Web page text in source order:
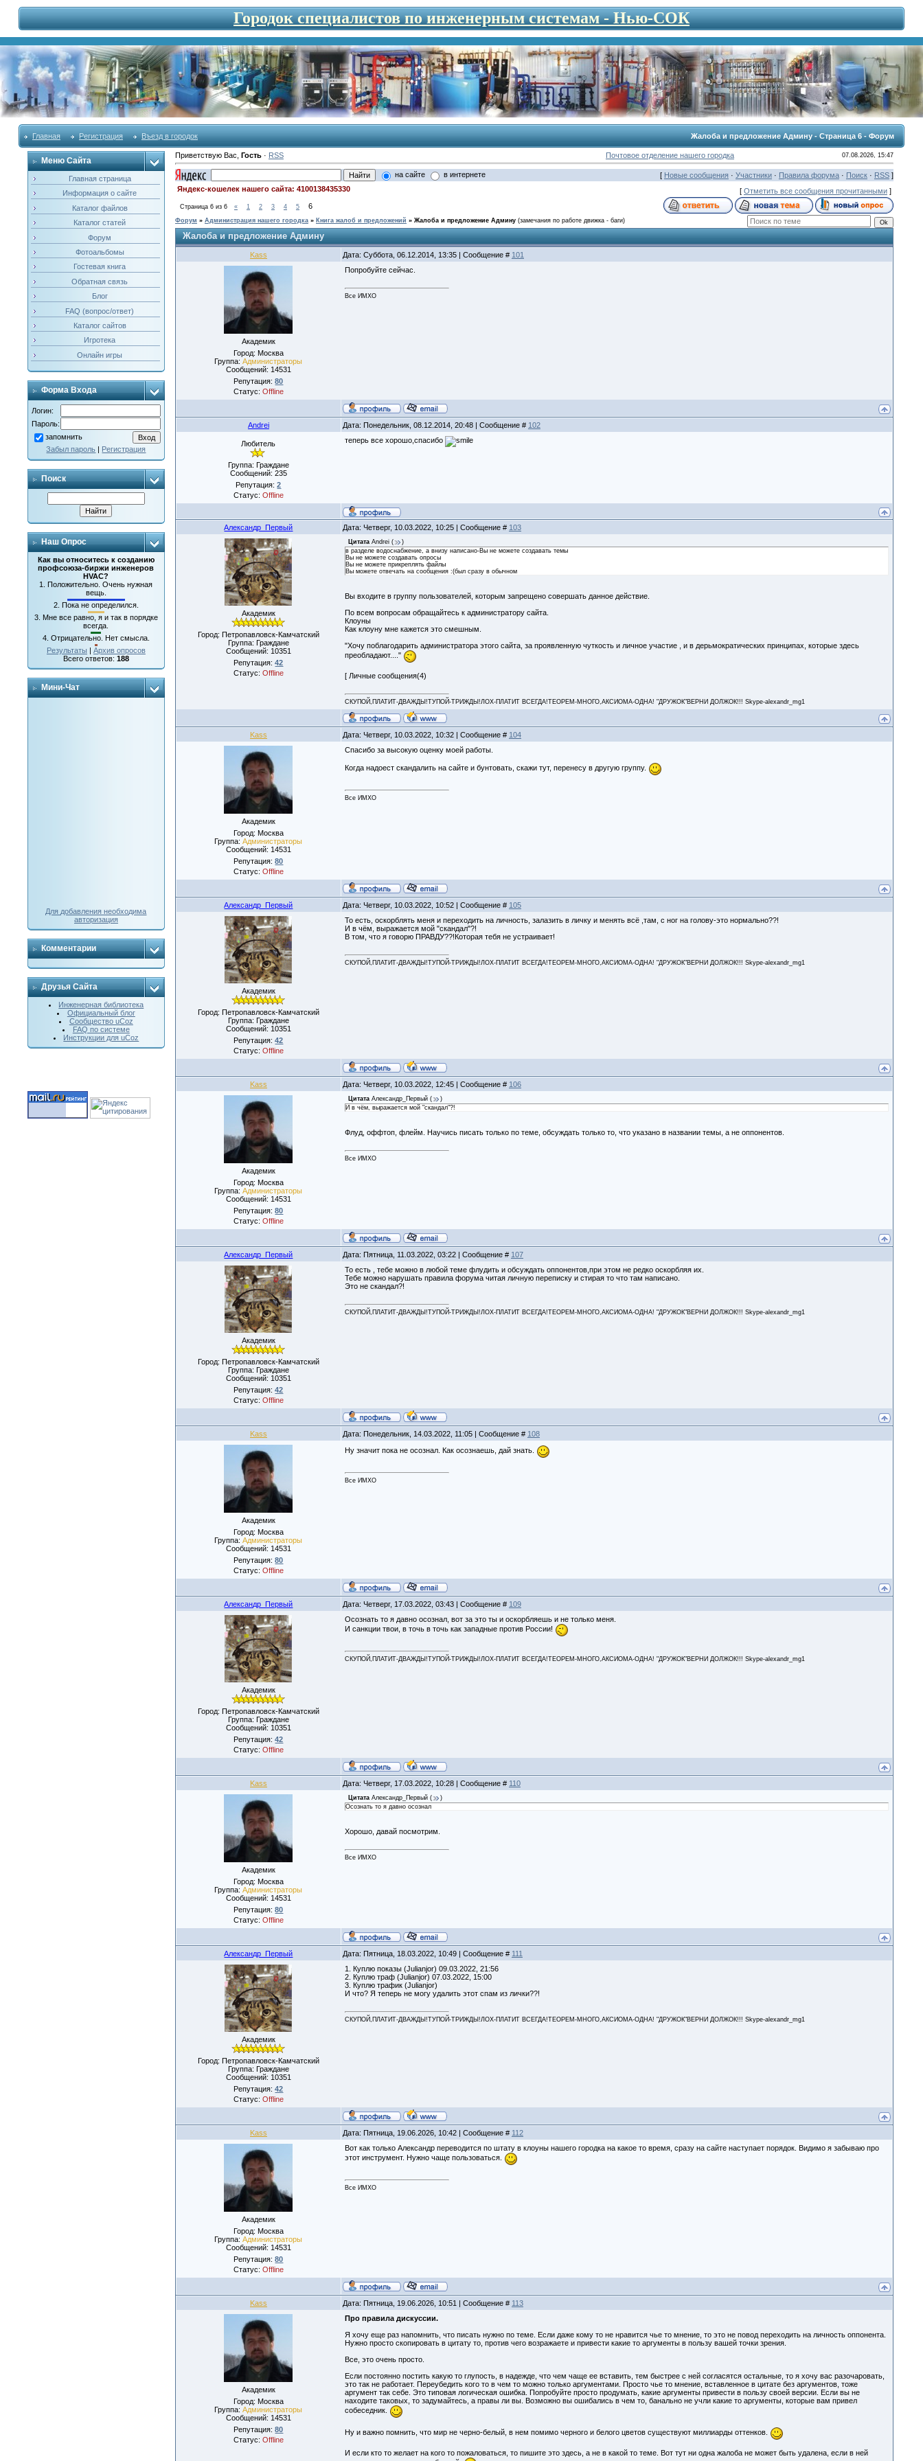
Городок специалистов по инженерным системам - Нью-СОК
Главная Регистрация Въезд в городок Жалоба и предложение Админу - Страница 6 - Форум
Меню Сайта
Главная страница
Информация о сайте
Каталог файлов
Каталог статей
Форум
Фотоальбомы
Гостевая книга
Обратная связь
Блог
FAQ (вопрос/ответ)
Каталог сайтов
Игротека
Онлайн игры
Форма Входа
Логин:
Пароль:
запомнить
Забыл пароль | Регистрация
Поиск
Наш Опрос
Как вы относитесь к созданию
профсоюза-биржи инженеров
HVAC?
1.Положительно. Очень нужная
вещь.
2. Пока не определился.
3. Мне все равно, я и так в порядке
всегда.
4. Отрицательно. Нет смысла.
Результаты | Архив опросов
Всего ответов: 188
Мини-Чат
Для добавления необходима
авторизация
Комментарии
Друзья Сайта
Инженерная библиотека
Официальный блог
Сообщество uCoz
FAQ по системе
Инструкции для uCoz
Приветствую Вас Гость· RSS Почтовое отделение нашего городка 07.08.2026, 15:47
на сайте в интернете [ Новые сообщения· Участники· Правила форума· Поиск· RSS]
Яндекс-кошелек нашего сайта: 4100138435330
[ Отметить все сообщения прочитанными]
Страница 6из 6 « 1 2 3 4 5 6
Форум » Администрация нашего городка » Книга жалоб и предложений » Жалоба и предложение Админу (замечания по работе движка - баги)
Жалоба и предложение Админу
Kass Дата: Суббота, 06.12.2014, 13:35 | Сообщение # 101
Академик
Город: Москва
Группа:Администраторы
Сообщений: 14531
Репутация:80
Статус: Offline
Попробуйте сейчас.
Все ИМХО
Andrei Дата: Понедельник, 08.12.2014, 20:48 | Сообщение # 102
Любитель
Группа: Граждане
Сообщений: 235
Репутация:2
Статус: Offline
теперь все хорошо,спасибо
Александр_Первый Дата: Четверг, 10.03.2022, 10:25 | Сообщение # 103
Академик
Город: Петропавловск-Камчатский
Группа: Граждане
Сообщений: 10351
Репутация:42
Статус: Offline
Цитата Andrei(
)
в разделе водоснабжение, а внизу написано-Вы не можете создавать темы
Вы не можете создавать опросы
Вы не можете прикреплять файлы
Вы можете отвечать на сообщения :(был сразу в обычном
Вы входите в группу пользователей, которым запрещено совершать данное действие.
По всем вопросам обращайтесь к администратору сайта.
Клоуны
Как клоуну мне кажется это смешным.
"Хочу поблагодарить администратора этого сайта, за проявленную чуткость и личное участие , и в дерьмократических принципах, которые здесь
преобладают...."
[ Личные сообщения(4)
СКУПОЙ,ПЛАТИТ-ДВАЖДЫ!ТУПОЙ-ТРИЖДЫ!ЛОХ-ПЛАТИТ ВСЕГДА!ТЕОРЕМ-МНОГО,АКСИОМА-ОДНА! "ДРУЖОК"ВЕРНИ ДОЛЖОК!!! Skype-alexandr_mg1
Kass Дата: Четверг, 10.03.2022, 10:32 | Сообщение # 104
Академик
Город: Москва
Группа:Администраторы
Сообщений: 14531
Репутация:80
Статус: Offline
Спасибо за высокую оценку моей работы.
Когда надоест скандалить на сайте и бунтовать, скажи тут, перенесу в другую группу.
Все ИМХО
Александр_Первый Дата: Четверг, 10.03.2022, 10:52 | Сообщение # 105
Академик
Город: Петропавловск-Камчатский
Группа: Граждане
Сообщений: 10351
Репутация:42
Статус: Offline
То есть, оскорблять меня и переходить на личность, залазить в личку и менять всё ,там, с ног на голову-это нормально??!
И в чём, выражается мой "скандал"?!
В том, что я говорю ПРАВДУ??!Которая тебя не устраивает!
СКУПОЙ,ПЛАТИТ-ДВАЖДЫ!ТУПОЙ-ТРИЖДЫ!ЛОХ-ПЛАТИТ ВСЕГДА!ТЕОРЕМ-МНОГО,АКСИОМА-ОДНА! "ДРУЖОК"ВЕРНИ ДОЛЖОК!!! Skype-alexandr_mg1
Kass Дата: Четверг, 10.03.2022, 12:45 | Сообщение # 106
Академик
Город: Москва
Группа:Администраторы
Сообщений: 14531
Репутация:80
Статус: Offline
Цитата Александр_Первый(
)
И в чём, выражается мой "скандал"?!
Флуд, оффтоп, флейм. Научись писать только по теме, обсуждать только то, что указано в названии темы, а не оппонентов.
Все ИМХО
Александр_Первый Дата: Пятница, 11.03.2022, 03:22 | Сообщение # 107
Академик
Город: Петропавловск-Камчатский
Группа: Граждане
Сообщений: 10351
Репутация:42
Статус: Offline
То есть , тебе можно в любой теме флудить и обсуждать оппонентов,при этом не редко оскорбляя их.
Тебе можно нарушать правила форума читая личную переписку и стирая то что там написано.
Это не скандал?!
СКУПОЙ,ПЛАТИТ-ДВАЖДЫ!ТУПОЙ-ТРИЖДЫ!ЛОХ-ПЛАТИТ ВСЕГДА!ТЕОРЕМ-МНОГО,АКСИОМА-ОДНА! "ДРУЖОК"ВЕРНИ ДОЛЖОК!!! Skype-alexandr_mg1
Kass Дата: Понедельник, 14.03.2022, 11:05 | Сообщение # 108
Академик
Город: Москва
Группа:Администраторы
Сообщений: 14531
Репутация:80
Статус: Offline
Ну значит пока не осознал. Как осознаешь, дай знать.
Все ИМХО
Александр_Первый Дата: Четверг, 17.03.2022, 03:43 | Сообщение # 109
Академик
Город: Петропавловск-Камчатский
Группа: Граждане
Сообщений: 10351
Репутация:42
Статус: Offline
Осознать то я давно осознал, вот за это ты и оскорбляешь и не только меня.
И санкции твои, в точь в точь как западные против России!
СКУПОЙ,ПЛАТИТ-ДВАЖДЫ!ТУПОЙ-ТРИЖДЫ!ЛОХ-ПЛАТИТ ВСЕГДА!ТЕОРЕМ-МНОГО,АКСИОМА-ОДНА! "ДРУЖОК"ВЕРНИ ДОЛЖОК!!! Skype-alexandr_mg1
Kass Дата: Четверг, 17.03.2022, 10:28 | Сообщение # 110
Академик
Город: Москва
Группа:Администраторы
Сообщений: 14531
Репутация:80
Статус: Offline
Цитата Александр_Первый(
)
Осознать то я давно осознал
Хорошо, давай посмотрим.
Все ИМХО
Александр_Первый Дата: Пятница, 18.03.2022, 10:49 | Сообщение # 111
Академик
Город: Петропавловск-Камчатский
Группа: Граждане
Сообщений: 10351
Репутация:42
Статус: Offline
1. Куплю показы (Julianjor) 09.03.2022, 21:56
2. Куплю траф (Julianjor) 07.03.2022, 15:00
3. Куплю трафик (Julianjor)
И что? Я теперь не могу удалить этот спам из лички??!
СКУПОЙ,ПЛАТИТ-ДВАЖДЫ!ТУПОЙ-ТРИЖДЫ!ЛОХ-ПЛАТИТ ВСЕГДА!ТЕОРЕМ-МНОГО,АКСИОМА-ОДНА! "ДРУЖОК"ВЕРНИ ДОЛЖОК!!! Skype-alexandr_mg1
Kass Дата: Пятница, 19.06.2026, 10:42 | Сообщение # 112
Академик
Город: Москва
Группа:Администраторы
Сообщений: 14531
Репутация:80
Статус: Offline
Вот как только Александр переводится по штату в клоуны нашего городка на какое то время, сразу на сайте наступает порядок. Видимо я забываю про
этот инструмент. Нужно чаще пользоваться.
Все ИМХО
Kass Дата: Пятница, 19.06.2026, 10:51 | Сообщение # 113
Академик
Город: Москва
Группа:Администраторы
Сообщений: 14531
Репутация:80
Статус: Offline
Про правила дискуссии.
Я хочу еще раз напомнить, что писать нужно по теме. Если даже кому то не нравится чье то мнение, то это не повод переходить на личность оппонента.
Нужно просто скопировать в цитату то, против чего возражаете и привести какие то аргументы в пользу вашей точки зрения.
Все, это очень просто.
Если постоянно постить какую то глупость, в надежде, что чем чаще ее вставить, тем быстрее с ней согласятся остальные, то я хочу вас разочаровать,
это так не работает. Переубедить кого то в чем то можно только аргументами. Просто чье то мнение, вставленное в цитате без аргументов, тоже
аргумент так себе. Это типовая логическая ошибка. Попробуйте просто продумать, какие аргументы привести в пользу своей версии. Если вы не
находите таковых, то задумайтесь, а правы ли вы. Возможно вы ошибались в чем то, банально не учли какие то аргументы, которые вам привел
собеседник.
Ну и важно помнить, что мир не черно-белый, в нем помимо черного и белого цветов существуют миллиарды оттенков.
И если кто то желает на кого то пожаловаться, то пишите это здесь, а не в какой то теме. Вот тут ни одна жалоба не может быть удалена, если в ней